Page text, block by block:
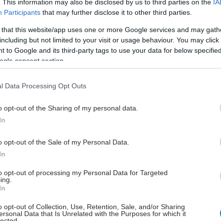
This information may also be disclosed by us to third parties on the
Participants that may further disclose it to other third parties.
that this website/app uses one or more Google services and may
but not limited to your visit or usage behaviour. You may
to Google and its third-party tags to use your data for below
consent section.
Data Processing Opt Outs
opt-out of the Sharing of my personal data.
opt-out of the Sale of my Personal Data.
opt-out of processing my Personal Data for Targeted
opt-out of Collection, Use, Retention, Sale, and/or Sharing
Data that Is Unrelated with the Purposes for which it
θεραπευτικών σχημάτων, καθώς και
Εγκαίνια λειτουργίας του εξοπλισμού.
Ξενάγηση στο εργοτάξιο του
Θεσσαλονίκης ΙΣΝ
ελεγχόμενα το εργοτάξιο στο κοινό,
θάλαμος νοσηλείας, οι σχεδιαστικές